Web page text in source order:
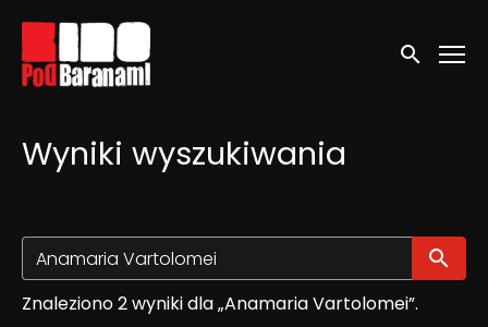
Linki ułatwień dostępu
Wyszukaj
Wyniki wyszukiwania
Znaleziono 2 wyniki dla „Anamaria Vartolomei”.